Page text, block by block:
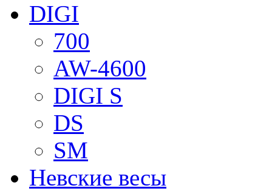
DIGI
700
AW-4600
DIGI S
DS
SM
Невские весы